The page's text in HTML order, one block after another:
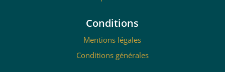
Conditions
Mentions légales
Conditions générales